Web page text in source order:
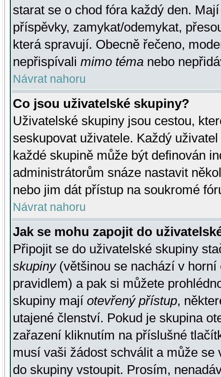
starat se o chod fóra každý den.
příspěvky, zamykat/odemykat,
která spravují. Obecně řečeno,
nepřispívali mimo téma nebo
Návrat nahoru
Co jsou uživatelské skupiny?
Uživatelské skupiny jsou cestou,
seskupovat uživatele. Každý
každé skupině může být definován
administrátorům snáze nastavit
nebo jim dát přístup na soukromé
Návrat nahoru
Jak se mohu zapojit do
Připojit se do uživatelské skupiny
skupiny(většinou se nachází v horní
pravidlem) a pak si můžete
skupiny mají otevřený přístup,
utajené členství. Pokud je skupina
zařazení kliknutím na příslušné
musí vaši žádost schválit a může se
do skupiny vstoupit. Prosím,